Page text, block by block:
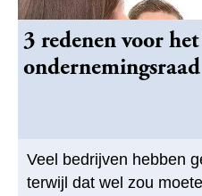
3 redenen voor
ondernemingsraad
Veel bedrijven hebben
terwijl dat wel zou